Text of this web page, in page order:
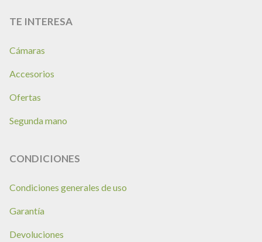
TE INTERESA
Cámaras
Accesorios
Ofertas
Segunda mano
CONDICIONES
Condiciones generales de uso
Garantía
Devoluciones